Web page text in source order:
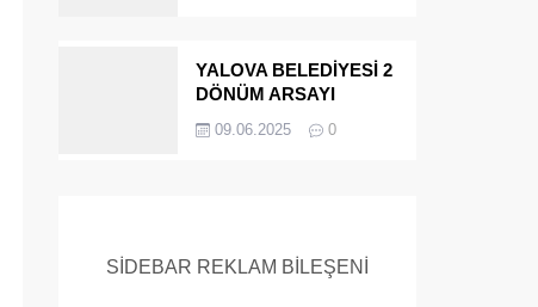
YALOVA BELEDİYESİ 2
DÖNÜM ARSAYI
09.06.2025 0
SİDEBAR REKLAM BİLEŞENİ